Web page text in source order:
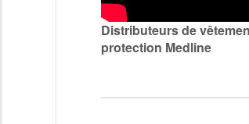
Distributeurs de
protection Medline